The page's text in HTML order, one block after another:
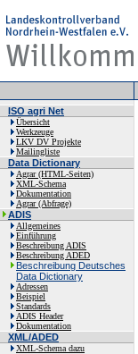
ISO agri Net
Übersicht
Werkzeuge
LKV DV Projekte
Mailingliste
Data Dictionary
Agrar (HTML-Seiten)
XML-Schema
Dokumentation
Agrar (Abfrage)
ADIS
Allgemeines
Einführung
Beschreibung ADIS
Beschreibung ADED
Beschreibung Deutsches
Data Dictionary
Adressen
Beispiel
Standards
ADIS Header
Dokumentation
XML/ADED
XML-Schema dazu